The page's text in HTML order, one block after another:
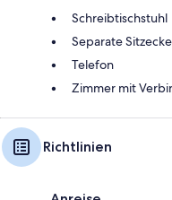
Schreibtischstuhl
Separate Sitzecke
Telefon
Zimmer mit
Richtlinien